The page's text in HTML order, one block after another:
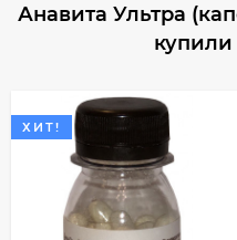
Анавита Ультра
купили
ХИТ!